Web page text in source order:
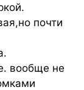
почти
вообще не